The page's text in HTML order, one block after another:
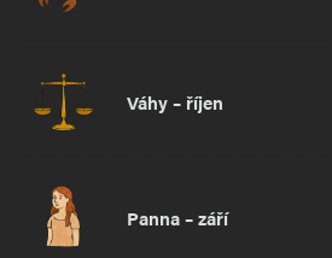
Váhy – říjen
Panna – září